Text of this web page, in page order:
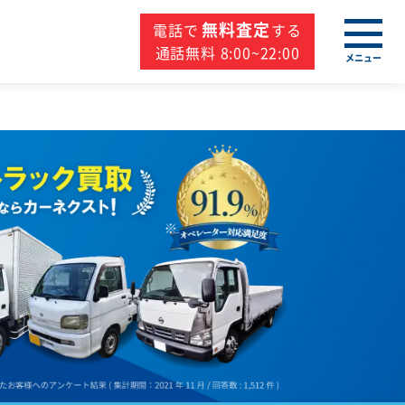
電話で 無料査定する
通話無料 8:00~22:00
メニュー